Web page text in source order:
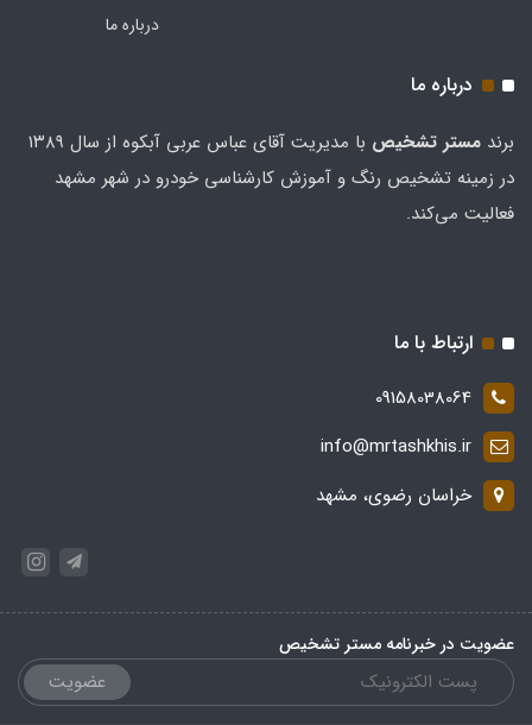
درباره ما
درباره ما
برند مستر تشخيص
با مدیریت آقای عباس عربی آبکوه از سال ۱۳۸۹
در زمینه تشخیص رنگ و آموزش کارشناسی خودرو در شهر مشهد
فعالیت می‌کند.
ارتباط با ما
09158038064
info@mrtashkhis.ir
خراسان رضوی، مشهد
عضویت در خبرنامه مستر تشخیص
عضویت